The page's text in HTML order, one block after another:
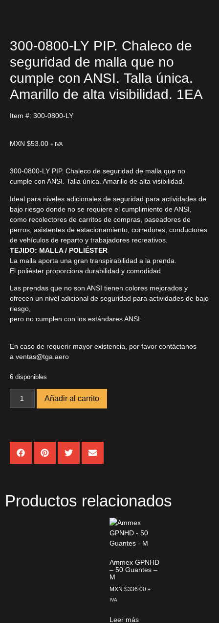
300-0800-LY PIP. Chaleco de
seguridad de malla que no
cumple con ANSI. Talla única.
Amarillo de alta visibilidad. 1EA
Item #: 300-0800-LY
MXN $53.00 + IVA
300-0800-LY PIP. Chaleco de seguridad de malla que no
cumple con ANSI. Talla única. Amarillo de alta visibilidad.
Ideal para niveles adicionales de seguridad para actividades de
bajo riesgo donde no se requiere el cumplimiento de ANSI,
como recolectores de carritos de compras, paseadores de
perros, asistentes de estacionamiento, corredores, conductores
de vehículos de reparto y trabajadores recreativos.
TEJIDO: MALLA / POLIÉSTER
La malla aporta una gran transpirabilidad a la prenda.
El poliéster proporciona durabilidad y comodidad.
Las prendas que no son ANSI tienen colores mejorados y
ofrecen un nivel adicional de seguridad para actividades de bajo
riesgo,
pero no cumplen con los estándares ANSI.
En caso de requerir mayor existencia, por favor contáctanos
a ventas@tga.aero
6 disponibles
Añadir al carrito
Productos relacionados
Ammex GPNHD
– 50 Guantes –
M
MXN $336.00 +
IVA
Leer más